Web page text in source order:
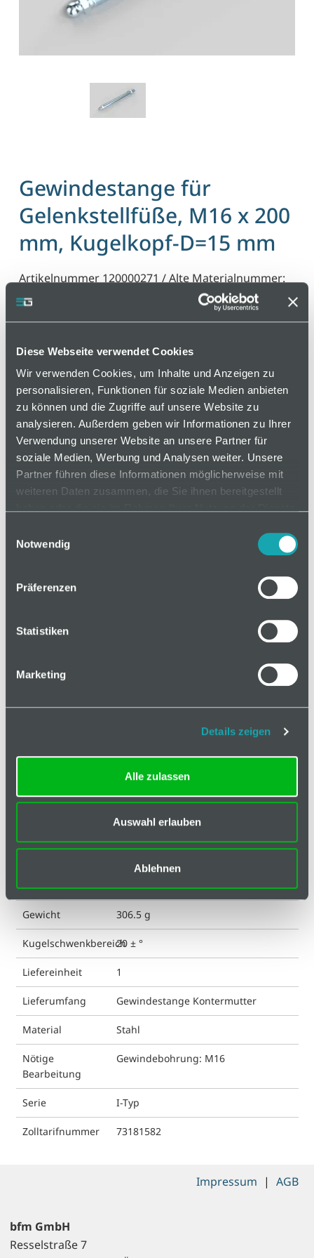
Diese Webseite verwendet Cookies
Wir verwenden Cookies, um Inhalte und Anzeigen zu
personalisieren, Funktionen für soziale Medien anbieten
zu können und die Zugriffe auf unsere Website zu
analysieren. Außerdem geben wir Informationen zu Ihrer
Verwendung unserer Website an unsere Partner für
soziale Medien, Werbung und Analysen weiter. Unsere
Partner führen diese Informationen möglicherweise mit
weiteren Daten zusammen, die Sie ihnen bereitgestellt
Notwendig
Präferenzen
Statistiken
Marketing
Details zeigen
Alle zulassen
Auswahl erlauben
Ablehnen
Gewindestange für
Gelenkstellfüße, M16 x 200
mm, Kugelkopf-D=15 mm
Artikelnummer 120000271 / Alte Materialnummer:
203600317
Gewindestangen für Gelenkstellfüße mit Kugel 15,
der Schwenkbereich des Kugelgelenks beträgt ±
auf Anfrage
Mindestbestellmenge: 1
Kugelkopf
15 mm
ja
Farbe silberfarbig
Gewicht 306.5 g
Kugelschwenkbereich20 ± °
Liefereinheit 1
Lieferumfang Gewindestange Kontermutter
Material Stahl
Nötige
Bearbeitung
Gewindebohrung: M16
Serie I-Typ
Zolltarifnummer 73181582
bfm GmbH
Resselstraße 7
Impressum | AGB